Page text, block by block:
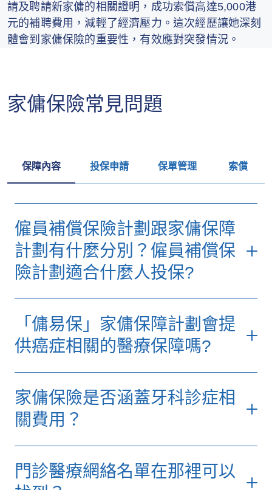
請及聘請新家傭的相關證明，成功索償高達5,000港
元的補聘費用，減輕了經濟壓力。這次經歷讓她深刻
體會到家傭保險的重要性，有效應對突發情況。
家傭保險常見問題
保障內容 投保申請 保單管理 索償
僱員補償保險計劃跟家傭保障
計劃有什麼分別？僱員補償保
險計劃適合什麼人投保?
為本地鐘點家傭或陪月員而設。
而「傭易保」家傭保障計劃則包括醫療保障，
外家庭傭工。
「傭易保」家傭保障計劃會提
供癌症相關的醫療保障嗎?
家傭保險是否涵蓋牙科診症相
關費用？
門診醫療網絡名單在那裡可以